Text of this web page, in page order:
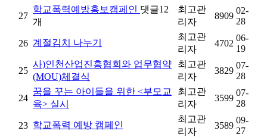
27
학교폭력예방홍보캠페인 댓글12
개
최고관
리자
8909
02-
28
26 계절김치 나누기
최고관
리자
4702
06-
19
25
사)인천산업진흥협회와 업무협약
(MOU)체결식
최고관
리자
3829
07-
28
24
꿈을 꾸는 아이들을 위한 <부모교
육> 실시
최고관
리자
3599
07-
28
23 학교폭력 예방 캠페인
최고관
리자
3589
09-
27